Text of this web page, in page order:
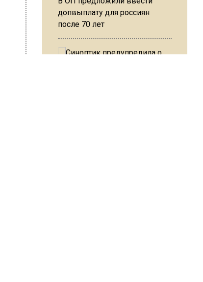
допвыплату для россиян
после 70 лет